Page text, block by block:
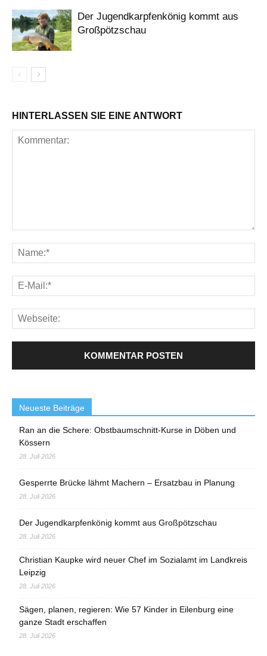
Der Jugendkarpfenkönig kommt aus
Großpötzschau
HINTERLASSEN SIE EINE ANTWORT
Neueste Beiträge
Ran an die Schere: Obstbaumschnitt-Kurse in Döben und
Kössern
28. Juli 2026
Gesperrte Brücke lähmt Machern – Ersatzbau in Planung
28. Juli 2026
Der Jugendkarpfenkönig kommt aus Großpötzschau
28. Juli 2026
Christian Kaupke wird neuer Chef im Sozialamt im Landkreis
Leipzig
28. Juli 2026
Sägen, planen, regieren: Wie 57 Kinder in Eilenburg eine
ganze Stadt erschaffen
28. Juli 2026